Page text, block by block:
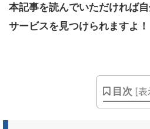
本記事を読んでいただければ
サービスを見つけられますよ！
目次 [表